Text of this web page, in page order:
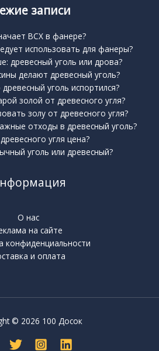
записи
BCX в фанере?
использовать для фанеры?
древесный уголь или дрова?
делают древесный уголь?
уголь испортился?
золой от древесного угля?
золу от древесного угля?
отходы в древесный уголь?
угля цена?
уголь или древесный?
О нас
на сайте
конфиденциальности
и оплата
© 2026 100 Досок